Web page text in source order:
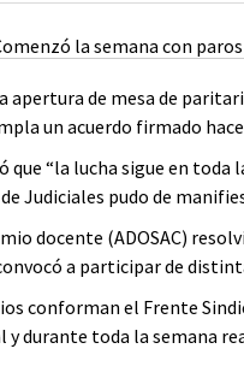
apertura de mesa de
un acuerdo firmado
que “la lucha sigue en
Judiciales pudo de
docente (ADOSAC)
a participar de
conforman el Frente
durante toda la semana